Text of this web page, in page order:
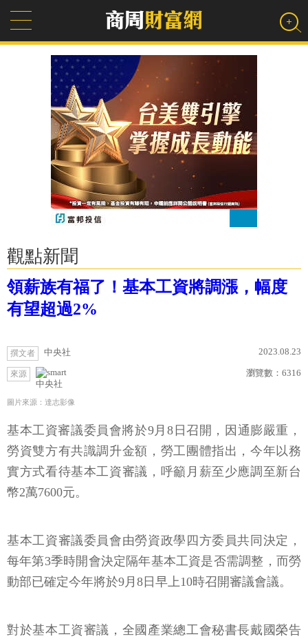
觀點新聞
領薪族有福了！基本工資將調漲，幅度
有望超過2%
撰文者 中央社 2023.08.23
來源
中央社
瀏覽數： 6316
圖片來源：達志影像
基本工資審議委員會將於9月8日召開，因通膨嚴重，
勞資雙方有共識調升金額，勞工團體指出，今年以務
實方式看待基本工資審議，呼籲月薪至少應調至新台
幣2萬7600元。
基本工資審議委員會由勞資政學四方委員共同決定，
每年第3季時開會決定隔年基本工資是否需調整，而勞
動部已確定今年將於9月8日早上10時召開審議會議。
對於基本工資審議，全國產業總工會秘書長戴國榮告